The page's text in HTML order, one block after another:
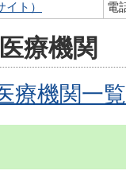
ト） 電
療機関
療機関一